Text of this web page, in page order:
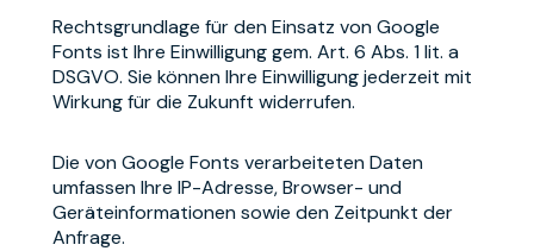
Rechtsgrundlage für den Einsatz von Google
Fonts ist Ihre Einwilligung gem. Art. 6 Abs. 1 lit. a
DSGVO. Sie können Ihre Einwilligung jederzeit mit
Wirkung für die Zukunft widerrufen.
Die von Google Fonts verarbeiteten Daten
umfassen Ihre IP-Adresse, Browser- und
Geräteinformationen sowie den Zeitpunkt der
Anfrage.